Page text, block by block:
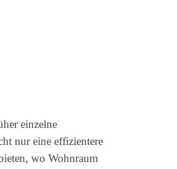
einzelne
nur eine effizientere
wo Wohnraum